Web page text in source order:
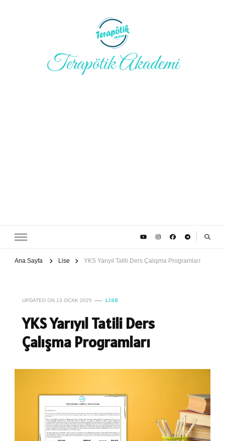
Terapötik Akademi
Ana Sayfa Lise YKS Yarıyıl Tatili Ders Çalışma Programları
UPDATED ON 13 OCAK 2025 LISE
YKS Yarıyıl Tatili Ders
Çalışma Programları